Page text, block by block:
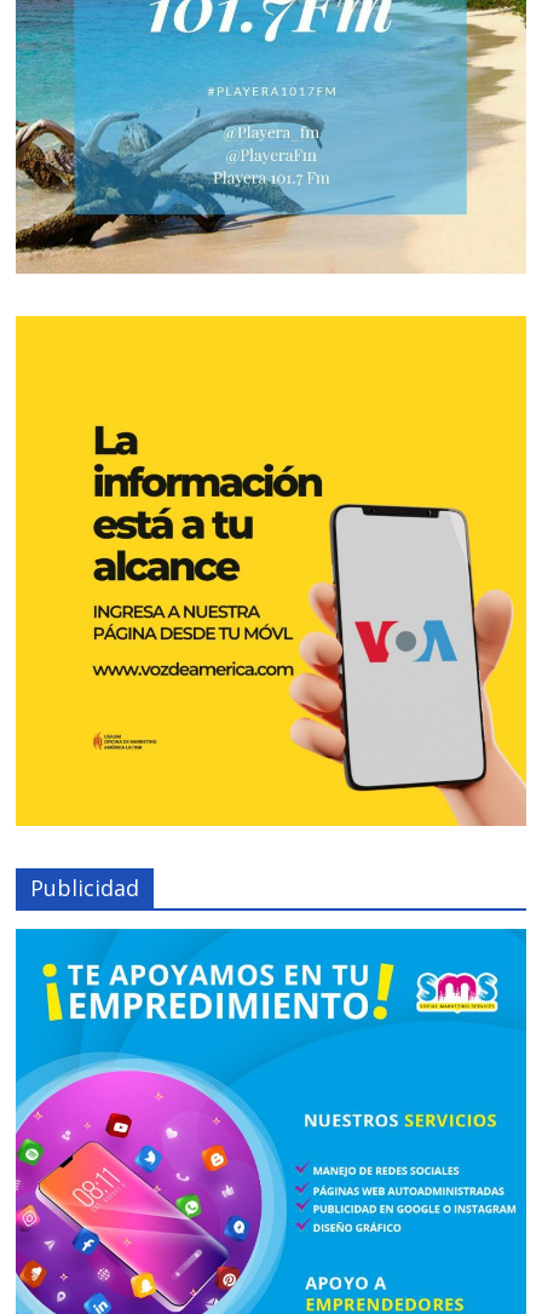
Publicidad